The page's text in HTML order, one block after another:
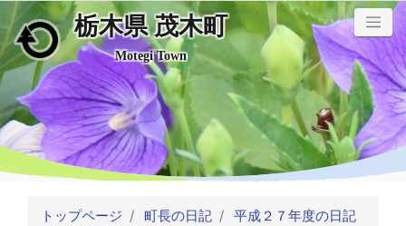
メインコンテンツにスキップ
栃木県 茂木町
Motegi Town
トップページ 町長の日記
平成２７年度の日記